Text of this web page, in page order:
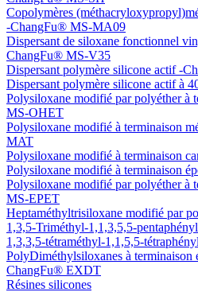
Copolymères
-ChangFu® MS-MA09
Dispersant de siloxane fonctionnel
ChangFu® MS-V35
Dispersant polymère silicone actif -
Dispersant polymère silicone actif à
Polysiloxane modifié par polyéther à
MS-OHET
Polysiloxane modifié à terminaison
MAT
Polysiloxane modifié à terminaison
Polysiloxane modifié à terminaison
Polysiloxane modifié par polyéther à
MS-EPET
Heptaméthyltrisiloxane modifié par
1,3,5-Triméthyl-1,1,3,5,5-
1,3,3,5-tétraméthyl-1,1,5,5-
PolyDiméthylsiloxanes à
ChangFu® EXDT
Résines silicones